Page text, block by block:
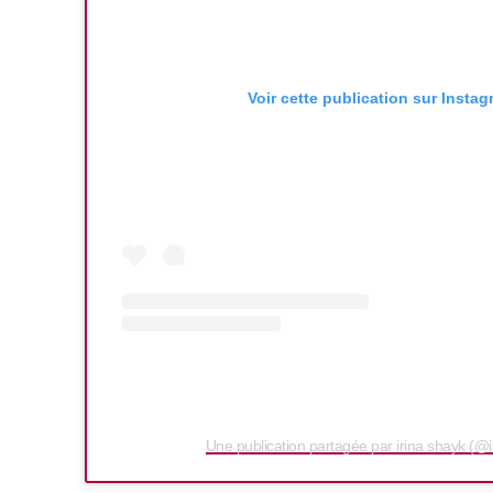
Voir cette publication sur
Une publication partagée par irina shayk